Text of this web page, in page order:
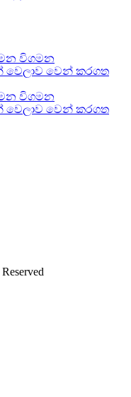
විගමන
වෙලාව වෙන් කරගත
විගමන
වෙලාව වෙන් කරගත